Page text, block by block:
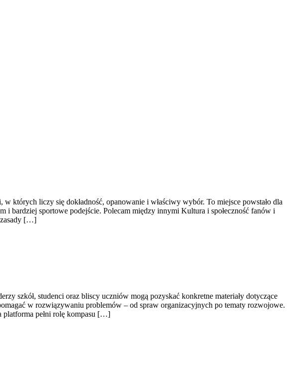
liczy się dokładność, opanowanie i właściwy wybór. To miejsce powstało dla
bardziej sportowe podejście. Polecam między innymi Kultura i społeczność fanów i
zasady […]
szkół, studenci oraz bliscy uczniów mogą pozyskać konkretne materiały dotyczące
w rozwiązywaniu problemów – od spraw organizacyjnych po tematy rozwojowe.
platforma pełni rolę kompasu […]